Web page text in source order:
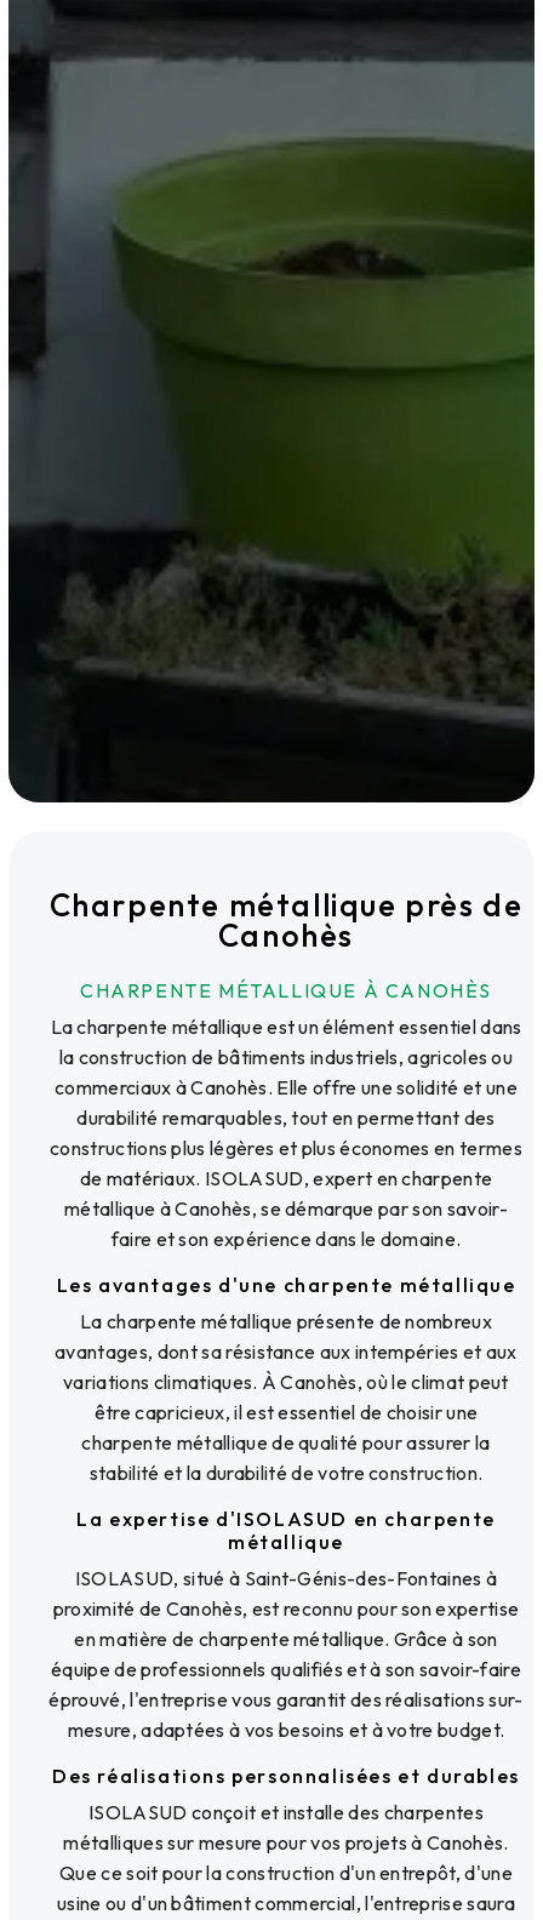
Charpente métallique près de
Canohès
CHARPENTE MÉTALLIQUE À CANOHÈS
La charpente métallique est un élément essentiel dans
la construction de bâtiments industriels, agricoles ou
commerciaux à Canohès. Elle offre une solidité et une
durabilité remarquables, tout en permettant des
constructions plus légères et plus économes en termes
de matériaux. ISOLASUD, expert en charpente
métallique à Canohès, se démarque par son savoir-
faire et son expérience dans le domaine.
Les avantages d'une charpente métallique
La charpente métallique présente de nombreux
avantages, dont sa résistance aux intempéries et aux
variations climatiques. À Canohès, où le climat peut
être capricieux, il est essentiel de choisir une
charpente métallique de qualité pour assurer la
stabilité et la durabilité de votre construction.
La expertise d'ISOLASUD en charpente
métallique
ISOLASUD, situé à Saint-Génis-des-Fontaines à
proximité de Canohès, est reconnu pour son expertise
en matière de charpente métallique. Grâce à son
équipe de professionnels qualifiés et à son savoir-faire
éprouvé, l'entreprise vous garantit des réalisations sur-
mesure, adaptées à vos besoins et à votre budget.
Des réalisations personnalisées et durables
ISOLASUD conçoit et installe des charpentes
métalliques sur mesure pour vos projets à Canohès.
Que ce soit pour la construction d'un entrepôt, d'une
usine ou d'un bâtiment commercial, l'entreprise saura